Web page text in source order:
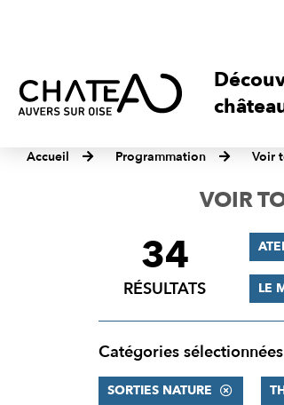
Accueil Programmation Voir
VOIR
FILTRER
RÉSULTATS
34
RÉSULTATS LE
Catégories
SORTIES NATURE